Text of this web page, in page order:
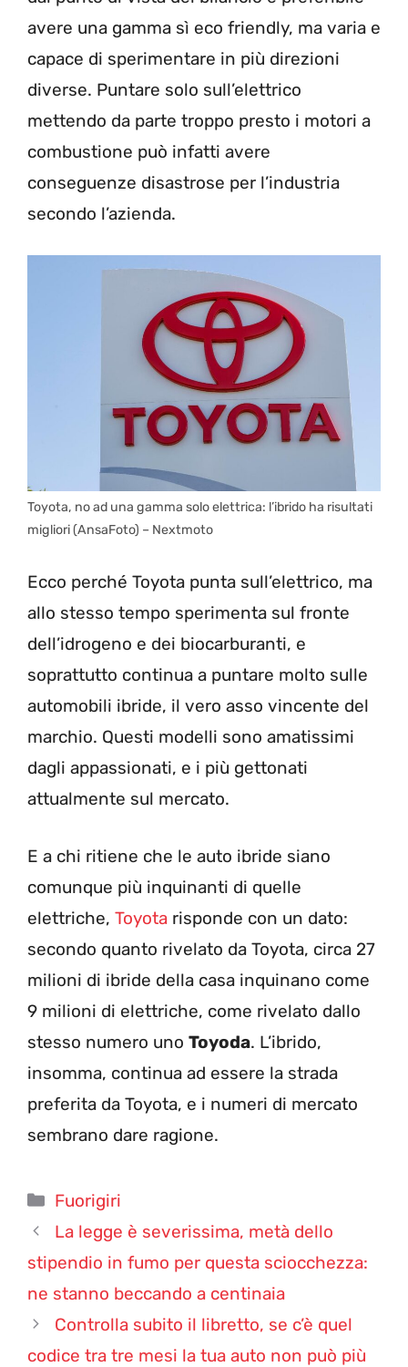
avere una gamma sì eco friendly, ma varia e
capace di sperimentare in più direzioni
diverse. Puntare solo sull’elettrico
mettendo da parte troppo presto i motori a
combustione può infatti avere
conseguenze disastrose per l’industria
secondo l’azienda.
Toyota, no ad una gamma solo elettrica: l’ibrido ha risultati
migliori (AnsaFoto) – Nextmoto
Ecco perché Toyota punta sull’elettrico, ma
allo stesso tempo sperimenta sul fronte
dell’idrogeno e dei biocarburanti, e
soprattutto continua a puntare molto sulle
automobili ibride, il vero asso vincente del
marchio. Questi modelli sono amatissimi
dagli appassionati, e i più gettonati
attualmente sul mercato.
E a chi ritiene che le auto ibride siano
comunque più inquinanti di quelle
elettriche, Toyota risponde con un dato:
secondo quanto rivelato da Toyota, circa 27
milioni di ibride della casa inquinano come
9 milioni di elettriche, come rivelato dallo
stesso numero uno Toyoda. L’ibrido,
insomma, continua ad essere la strada
preferita da Toyota, e i numeri di mercato
sembrano dare ragione.
Categorie
Fuorigiri
La legge è severissima, metà dello
stipendio in fumo per questa sciocchezza:
ne stanno beccando a centinaia
Controlla subito il libretto, se c’è quel
codice tra tre mesi la tua auto non può più